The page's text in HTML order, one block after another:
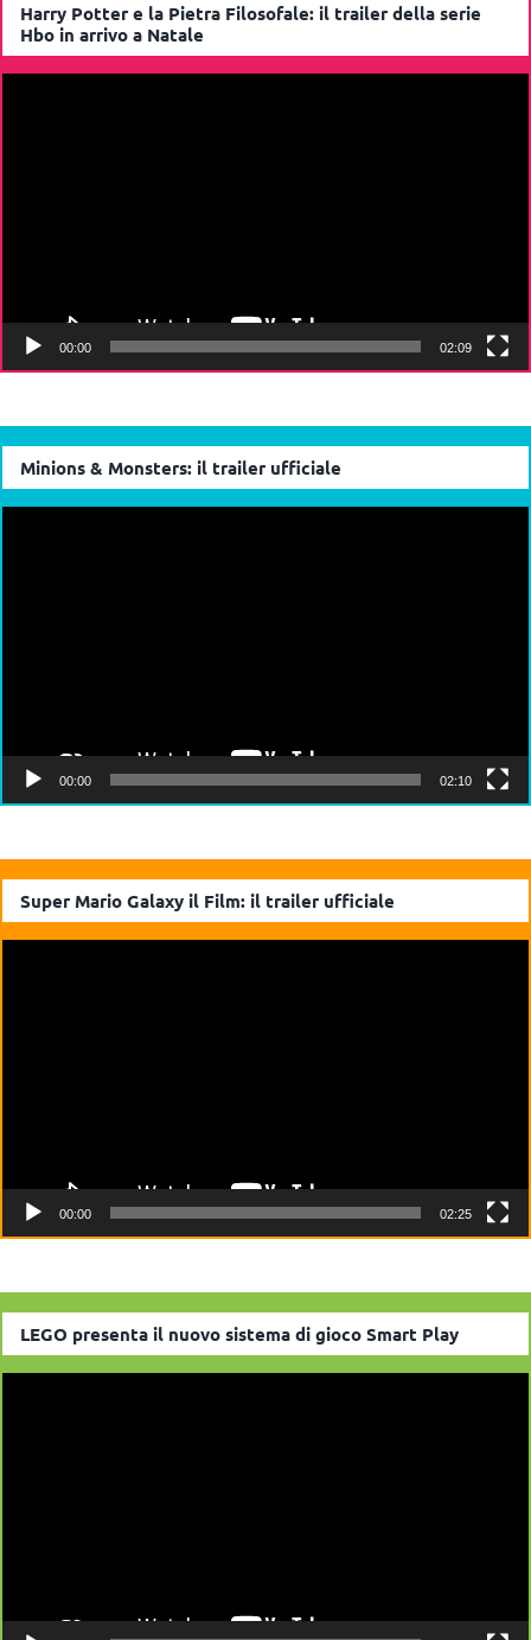
Harry Potter e la Pietra Filosofale: il trailer della serie
Hbo in arrivo a Natale
00:00 02:09
Minions & Monsters: il trailer ufficiale
00:00 02:10
Super Mario Galaxy il Film: il trailer ufficiale
00:00 02:25
LEGO presenta il nuovo sistema di gioco Smart Play